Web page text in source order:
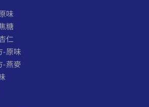
味
糖
仁
-原味
-燕麥